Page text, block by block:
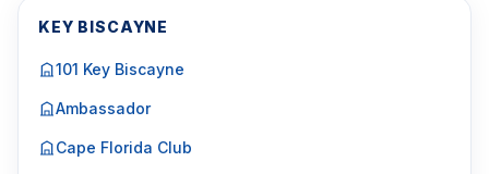
KEY BISCAYNE
101 Key Biscayne
Ambassador
Cape Florida Club